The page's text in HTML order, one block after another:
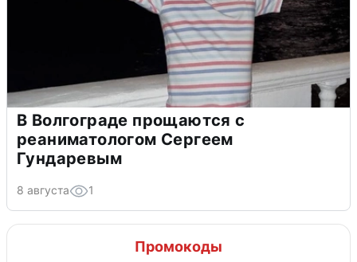
В Волгограде прощаются с
реаниматологом Сергеем
Гундаревым
8 августа 1
Промокоды